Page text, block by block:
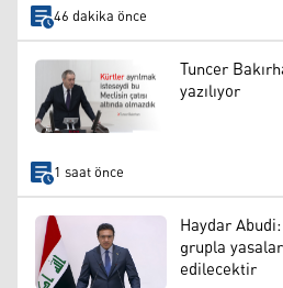
46 dakika önce
Tuncer
yazılıyor
1 saat önce
Haydar
grupla
edilecektir